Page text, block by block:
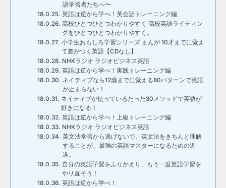
語学習者たちへ〜
英語は逆から学べ！英会話トレーニング編
高校ひとつひとつわかりやすく 高校英語ライティン
グをひとつひとつわかりやすく。
小学生おもしろ学習シリーズ まんが 10才までに覚え
て差がつく英語【CDなし】
NHKラジオ ラジオビジネス英語
英語は逆から学べ！実践トレーニング編
ネイティブなら12歳までに覚える80パターンで英語
が止まらない！
ネイティブが使っているたった30メソッドで英語が
好きになる！
英語は逆から学べ！上級トレーニング編
NHKラジオ ラジオビジネス英語
英文法学習から逃げないで。英文法をきちんと理解
することが、最強の英語マスターになるための近
道。
自分の英語学習をふりかえり、もう一度英語学習を
やり直そう！
英語は逆から学べ！